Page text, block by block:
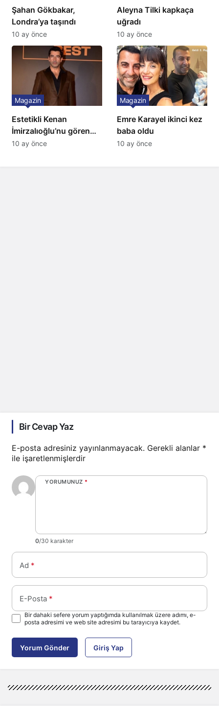
Şahan Gökbakar,
Londra’ya taşındı
10 ay önce
Aleyna Tilki kapkaça
uğradı
10 ay önce
Estetikli Kenan
İmirzalıoğlu’nu gören
tanıyamıyor: Son hali
Magazin
10 ay önce
Emre Karayel ikinci kez
baba oldu
Magazin
10 ay önce
Bir Cevap Yaz
E-posta adresiniz yayınlanmayacak. Gerekli alanlar *
ile işaretlenmişlerdir
YORUMUNUZ *
0/30 karakter
Ad *
E-Posta *
Bir dahaki sefere yorum yaptığımda kullanılmak üzere adımı, e-
posta adresimi ve web site adresimi bu tarayıcıya kaydet.
Yorum Gönder Giriş Yap